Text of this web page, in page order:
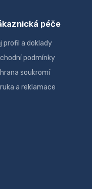
péče
profil a doklady
podmínky
soukromí
a reklamace